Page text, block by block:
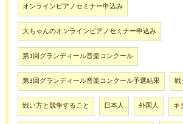
オンラインピアノセミナー申込み
大ちゃんのオンラインピアノセミナー申込み
第3回グランディール音楽コンクール
第3回グランディール音楽コンクール予選結果 戦
戦い方と競争すること 日本人 外国人 キ